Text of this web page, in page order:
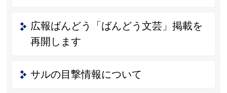
広報ばんどう「ばんどう文芸」掲載を
再開します
サルの目撃情報について